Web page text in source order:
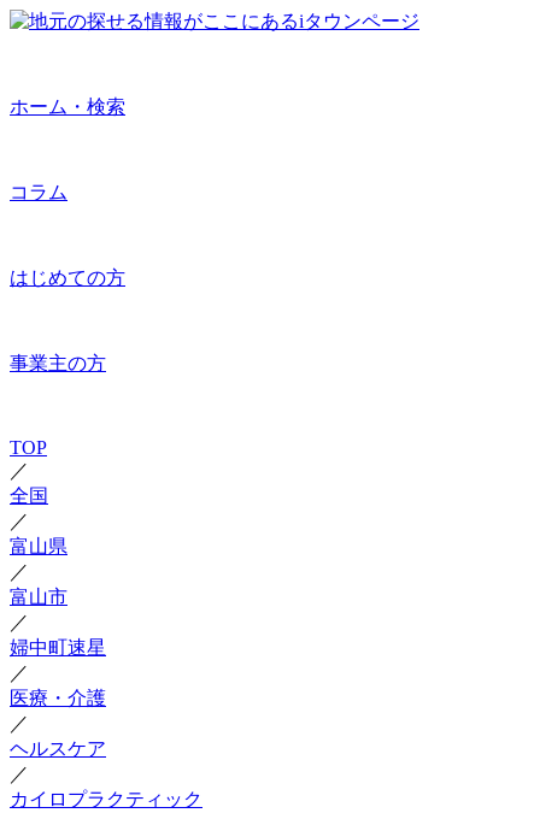
ホーム・検索
コラム
はじめての方
事業主の方
TOP
／
全国
／
富山県
／
富山市
／
婦中町速星
／
医療・介護
／
ヘルスケア
／
カイロプラクティック